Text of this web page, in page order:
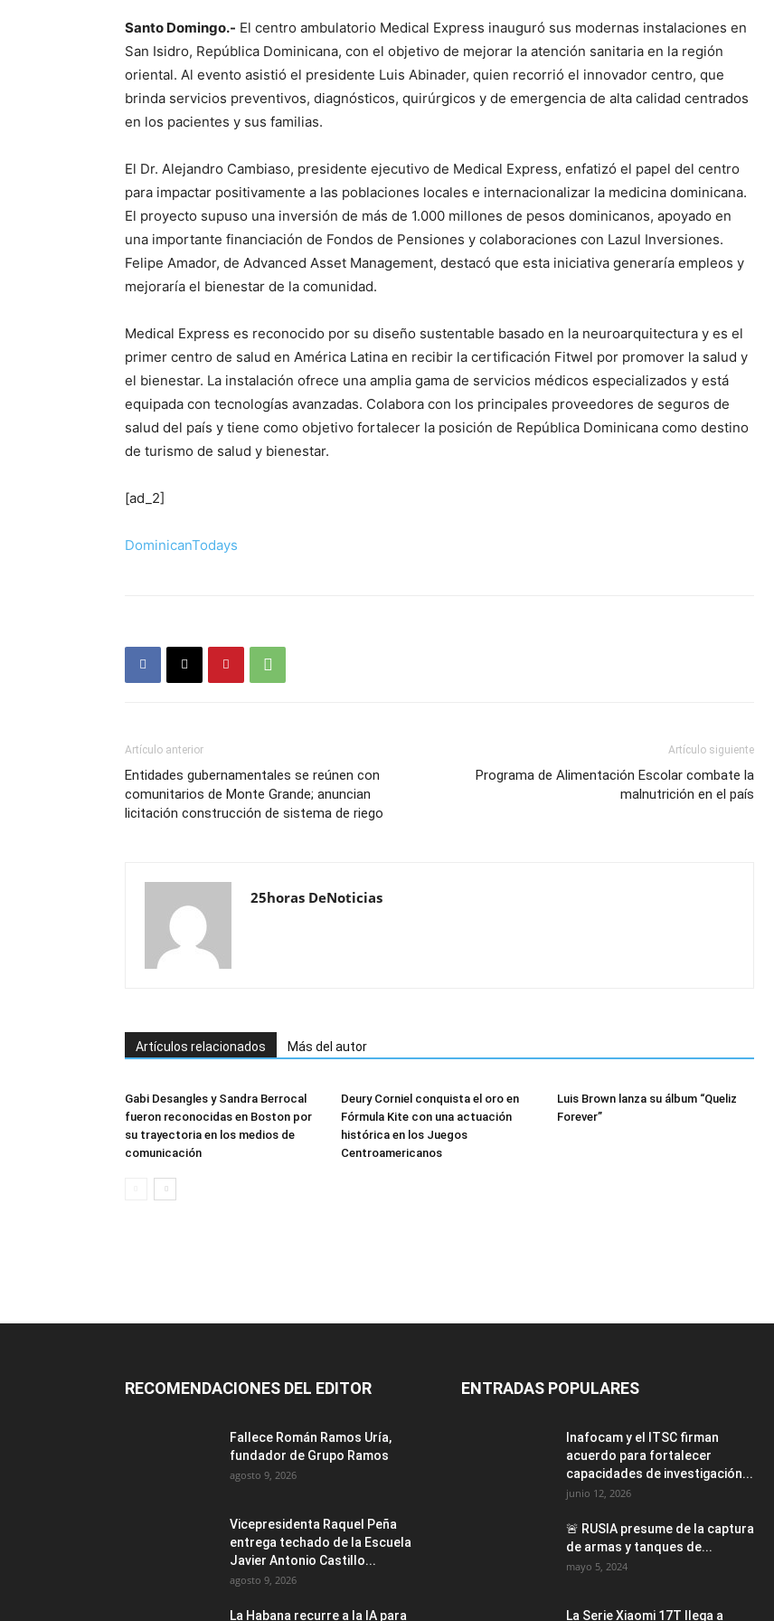
Santo Domingo.- El centro ambulatorio Medical Express inauguró sus modernas instalaciones en
San Isidro, República Dominicana, con el objetivo de mejorar la atención sanitaria en la región
oriental. Al evento asistió el presidente Luis Abinader, quien recorrió el innovador centro, que
brinda servicios preventivos, diagnósticos, quirúrgicos y de emergencia de alta calidad centrados
en los pacientes y sus familias.
El Dr. Alejandro Cambiaso, presidente ejecutivo de Medical Express, enfatizó el papel del centro
para impactar positivamente a las poblaciones locales e internacionalizar la medicina dominicana.
El proyecto supuso una inversión de más de 1.000 millones de pesos dominicanos, apoyado en
una importante financiación de Fondos de Pensiones y colaboraciones con Lazul Inversiones.
Felipe Amador, de Advanced Asset Management, destacó que esta iniciativa generaría empleos y
mejoraría el bienestar de la comunidad.
Medical Express es reconocido por su diseño sustentable basado en la neuroarquitectura y es el
primer centro de salud en América Latina en recibir la certificación Fitwel por promover la salud y
el bienestar. La instalación ofrece una amplia gama de servicios médicos especializados y está
equipada con tecnologías avanzadas. Colabora con los principales proveedores de seguros de
salud del país y tiene como objetivo fortalecer la posición de República Dominicana como destino
de turismo de salud y bienestar.
[ad_2]
DominicanTodays
Artículo anterior
Entidades gubernamentales se reúnen con
comunitarios de Monte Grande; anuncian
licitación construcción de sistema de riego
Artículo siguiente
Programa de Alimentación Escolar combate la
malnutrición en el país
25horas DeNoticias
Artículos relacionados Más del autor
Gabi Desangles y Sandra Berrocal
fueron reconocidas en Boston por
su trayectoria en los medios de
comunicación
Deury Corniel conquista el oro en
Fórmula Kite con una actuación
histórica en los Juegos
Centroamericanos
Luis Brown lanza su álbum “Queliz
Forever”
RECOMENDACIONES DEL EDITOR
Fallece Román Ramos Uría,
fundador de Grupo Ramos
agosto 9, 2026
Vicepresidenta Raquel Peña
entrega techado de la Escuela
Javier Antonio Castillo...
agosto 9, 2026
La Habana recurre a la IA para
ENTRADAS POPULARES
Inafocam y el ITSC firman
acuerdo para fortalecer
capacidades de investigación...
junio 12, 2026
🚨 RUSIA presume de la captura
de armas y tanques de...
mayo 5, 2024
La Serie Xiaomi 17T llega a